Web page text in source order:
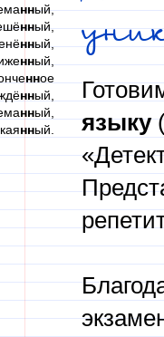
нный,
нный,
нный,
нный,
нное
нный,
нный,
нный.
языку